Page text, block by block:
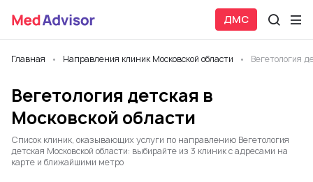
ДМС
Главная Направления клиник Московской области Вегетология
Вегетология детская в
Московской области
Список клиник, оказывающих услуги по направлению Вегетология
детская Московской области: выбирайте из 3 клиник с адресами на
карте и ближайшими метро